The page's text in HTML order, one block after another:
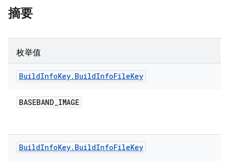
摘要
枚举值
BuildInfoKey. BuildInfoFileKey
BASEBAND_IMAGE
BuildInfoKey. BuildInfoFileKey